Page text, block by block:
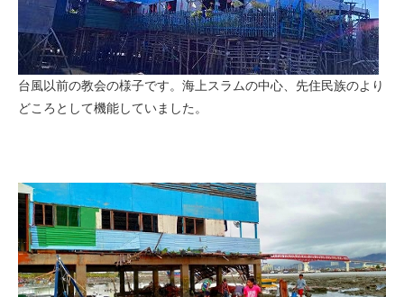
台風以前の教会の様子です。海上スラムの中心、先住民族のより
どころとして機能していました。